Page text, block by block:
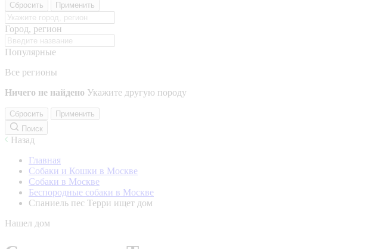
Сбросить Применить
Город, регион
Популярные
Все регионы
Ничего не найдено Укажите другую породу
Сбросить
Применить
Поиск
Назад
Главная
Собаки и Кошки в Москве
Собаки в Москве
Беспородные собаки в Москве
Спаниель пес Терри ищет дом
Нашел дом